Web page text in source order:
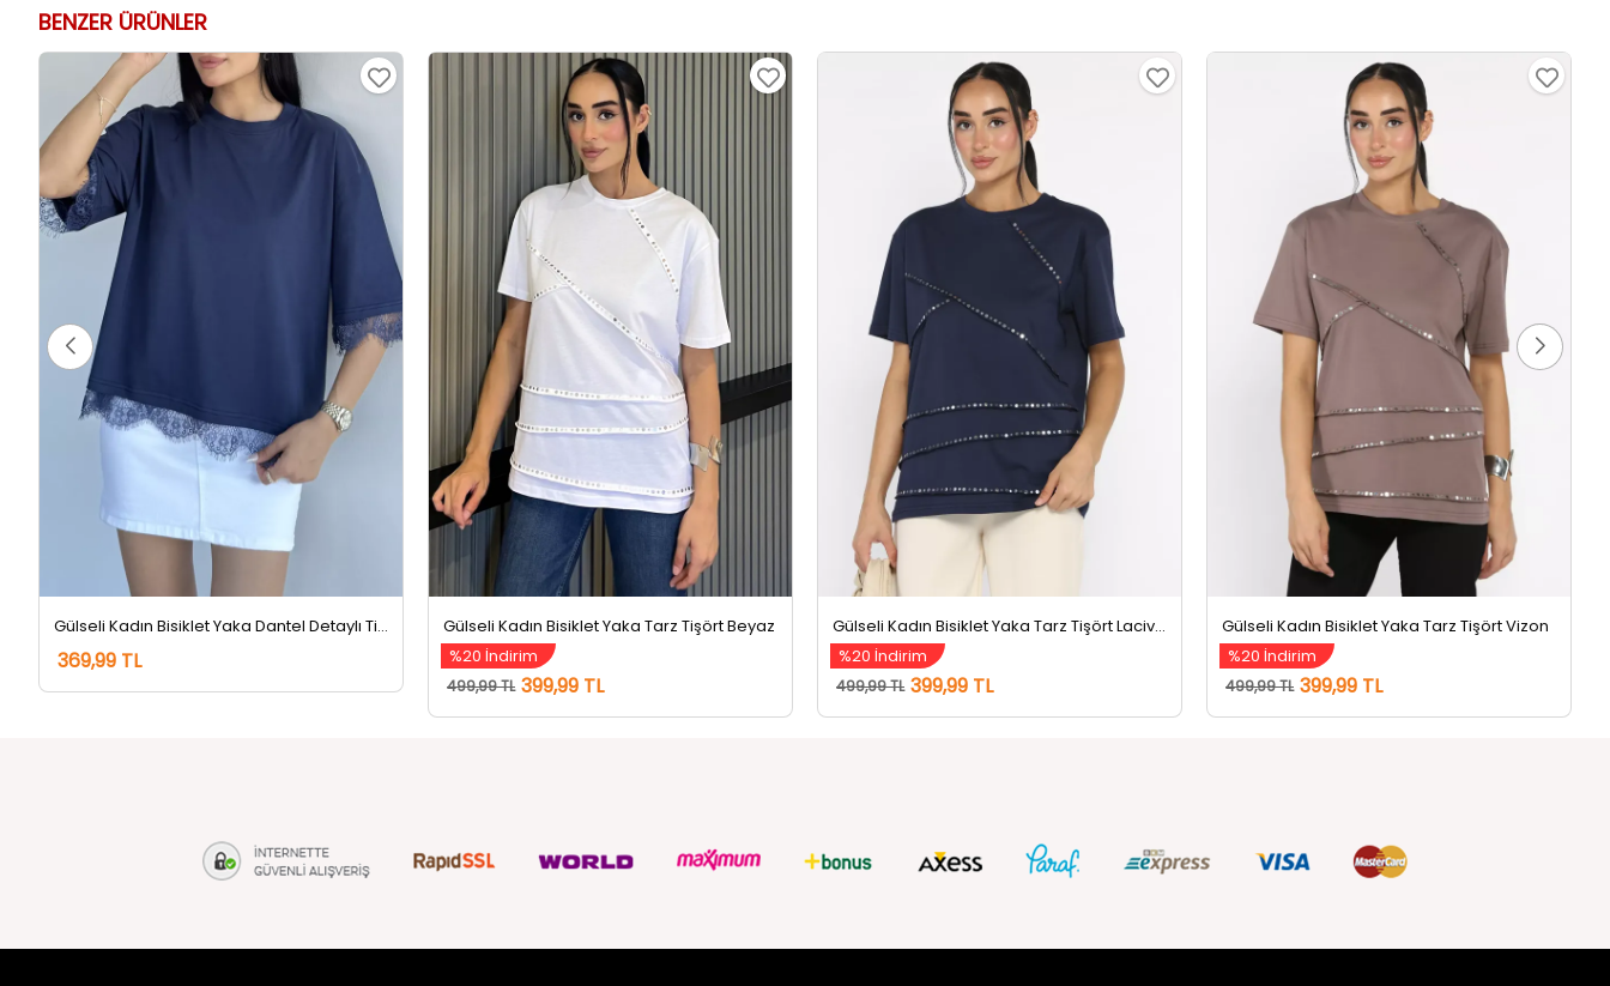
BENZER ÜRÜNLER
Gülseli Kadın Bisiklet Yaka Dantel Detaylı Tişört Lacivert
369,99 TL
Gülseli Kadın Bisiklet Yaka Tarz Tişört Beyaz
%20 İndirim
499,99 TL 399,99 TL
Gülseli Kadın Bisiklet Yaka Tarz Tişört Lacivert
%20 İndirim
499,99 TL 399,99 TL
Gülseli Kadın Bisiklet Yaka Tarz Tişört Vizon
%20 İndirim
499,99 TL 399,99 TL